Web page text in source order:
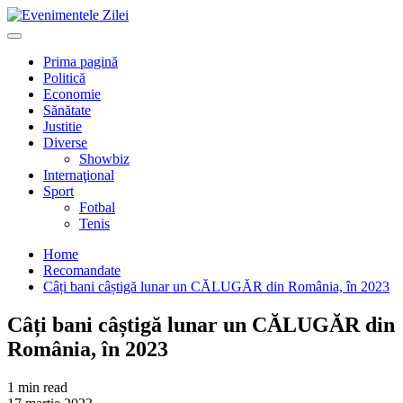
Mergi
la
Primary
Prima pagină
Politică
Economie
Sănătate
Justitie
Diverse
Showbiz
Internaţional
Sport
Fotbal
Tenis
Home
Recomandate
Câți bani câștigă lunar un CĂLUGĂR din România, în 2023
Câți bani câștigă lunar un CĂLUGĂR din
România, în 2023
1 min read